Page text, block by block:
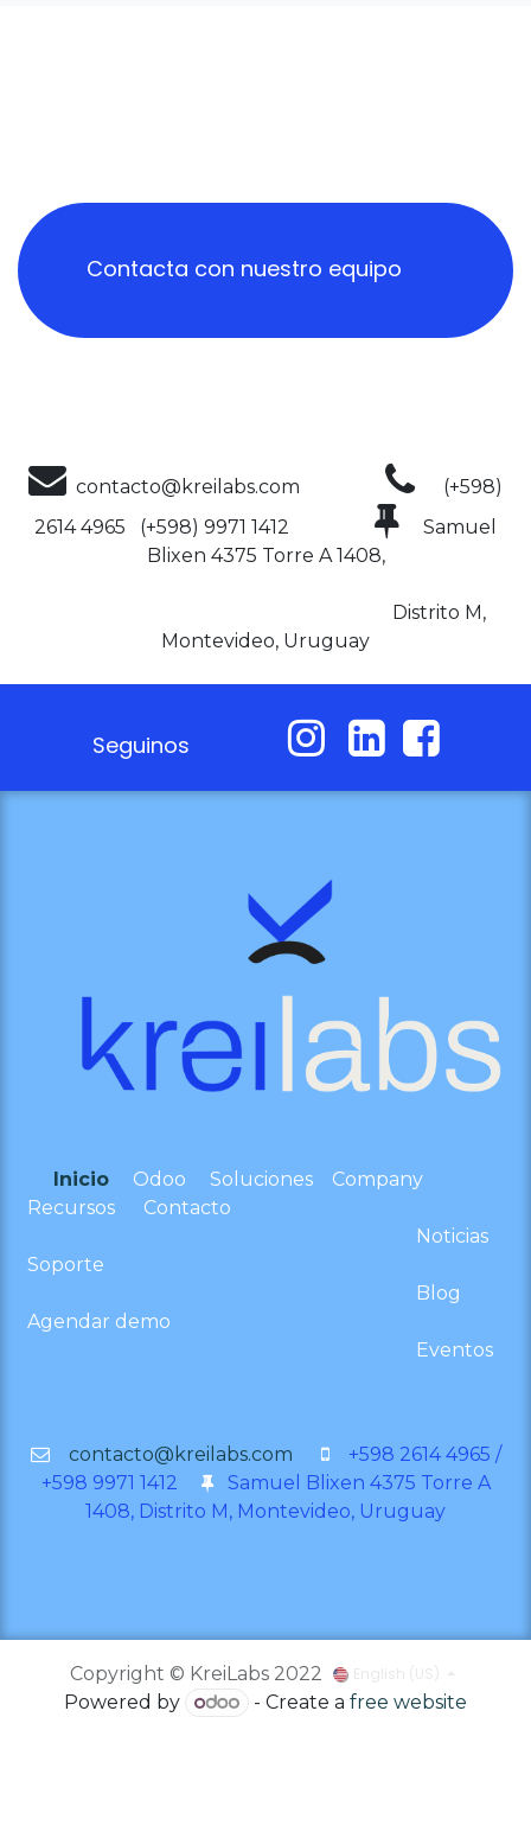
Contacta con nuestro equipo
contacto@kreilabs.com
(+598)
2614 4965 (+598) 9971 1412
Samuel
Blixen 4375 Torre A 1408,
Distrito M,
Montevideo, Uruguay
Seguinos
Inicio Odoo Soluciones
Company
Recursos
Contacto
Noticias
Soporte
Blog
Agendar demo
Eventos
contacto@kreilabs.com
+598 2614 4965 /
+598 9971 1412
Samuel Blixen 4375 Torre A
1408, Distrito M, Montevideo, Uruguay
Copyright © KreiLabs 2022
Powered by - Create afree website